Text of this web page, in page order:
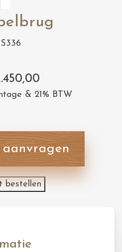
S336
& 21% BTW
bestellen